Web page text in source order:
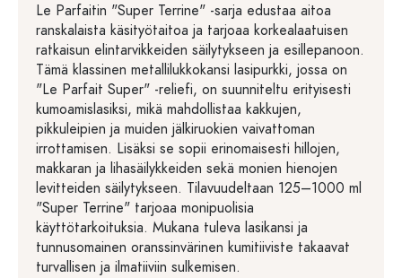
Le Parfaitin "Super Terrine" -sarja edustaa aitoa
ranskalaista käsityötaitoa ja tarjoaa korkealaatuisen
ratkaisun elintarvikkeiden säilytykseen ja esillepanoon.
Tämä klassinen metallilukkokansi lasipurkki, jossa on
"Le Parfait Super" -reliefi, on suunniteltu erityisesti
kumoamislasiksi, mikä mahdollistaa kakkujen,
pikkuleipien ja muiden jälkiruokien vaivattoman
irrottamisen. Lisäksi se sopii erinomaisesti hillojen,
makkaran ja lihasäilykkeiden sekä monien hienojen
levitteiden säilytykseen. Tilavuudeltaan 125–1000 ml
"Super Terrine" tarjoaa monipuolisia
käyttötarkoituksia. Mukana tuleva lasikansi ja
tunnusomainen oranssinvärinen kumitiiviste takaavat
turvallisen ja ilmatiiviin sulkemisen.